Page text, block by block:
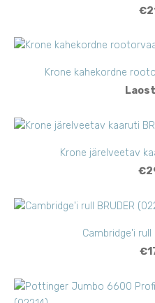
Krone kahekordne
Krone järelveetav
Cambridge'i rull